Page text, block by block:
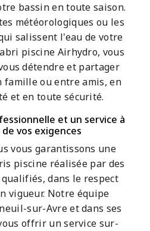
bassin en toute saison.
météorologiques ou les
salissent l'eau de votre
piscine Airhydro, vous
détendre et partager
famille ou entre amis, en
et en toute sécurité.
et un service à
vos exigences
vous garantissons une
piscine réalisée par des
dans le respect
vigueur. Notre équipe
sur-Avre et dans ses
offrir un service sur-